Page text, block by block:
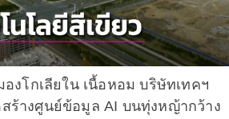
องโกเลียใน เนื้อหอม บริษัทเทคฯ
ร้างศูนย์ข้อมูล AI บนทุ่งหญ้ากว้าง